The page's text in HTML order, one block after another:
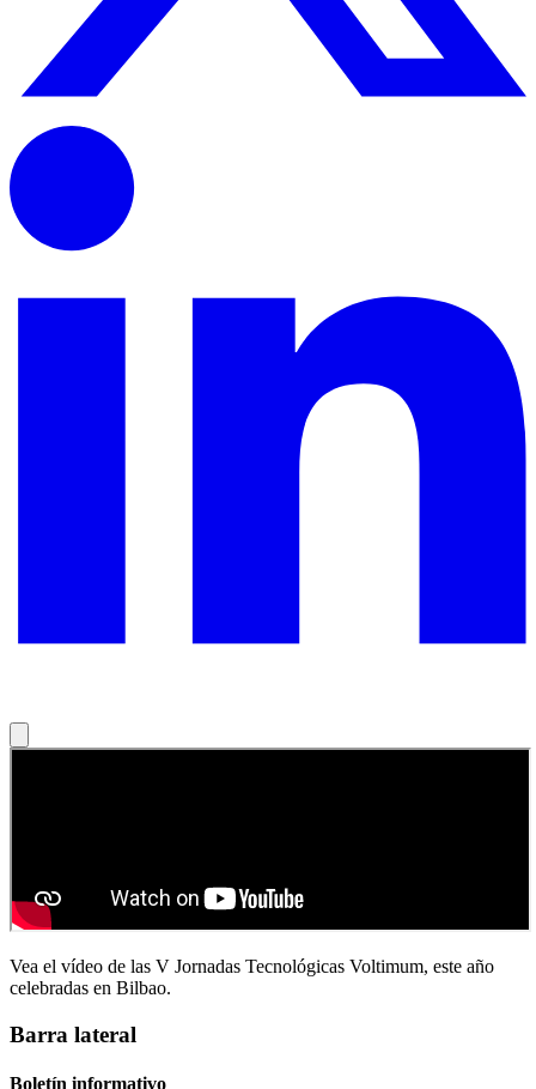
Vea el vídeo de las V Jornadas Tecnológicas Voltimum, este año
celebradas en Bilbao.
Barra lateral
Boletín informativo